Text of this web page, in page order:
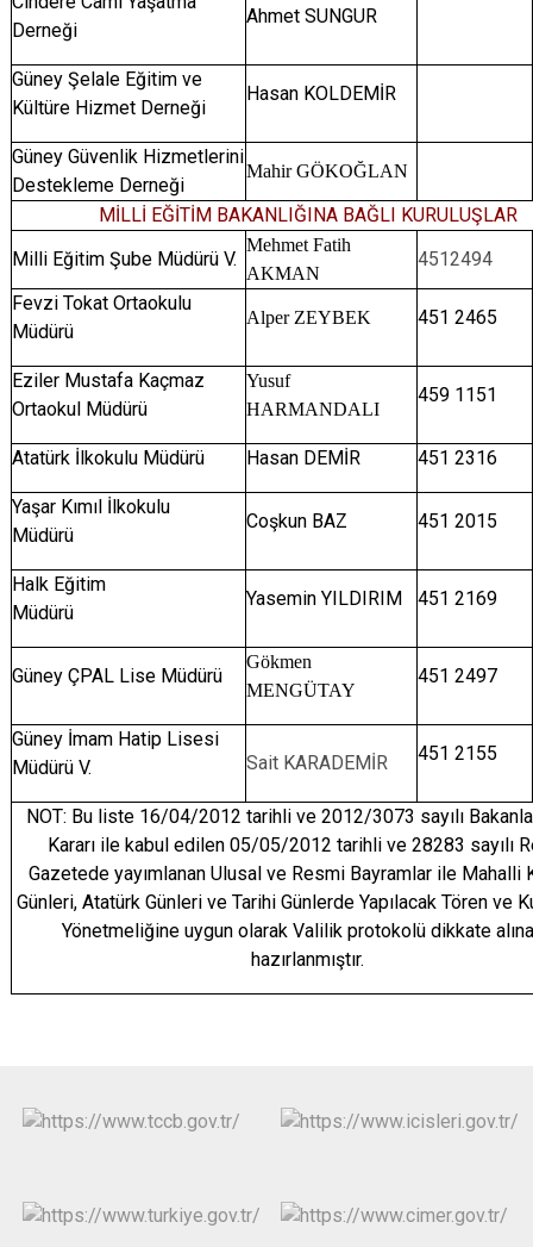
Derneği
Ahmet SUNGUR
Güney Şelale Eğitim ve
Kültüre Hizmet Derneği
Hasan KOLDEMİR
Güney Güvenlik Hizmetlerini
Destekleme Derneği
Mahir GÖKOĞLAN
MİLLİ EĞİTİM BAKANLIĞINA BAĞLI KURULUŞLAR
Milli Eğitim Şube Müdürü V.
Mehmet Fatih
AKMAN
4512494
Fevzi Tokat Ortaokulu
Müdürü
Alper ZEYBEK 451 2465
Eziler Mustafa Kaçmaz
Ortaokul Müdürü
Yusuf
HARMANDALI
459 1151
Atatürk İlkokulu Müdürü Hasan DEMİR 451 2316
Yaşar Kımıl İlkokulu
Müdürü
Coşkun BAZ 451 2015
Halk Eğitim
Müdürü
Yasemin YILDIRIM 451 2169
Güney ÇPAL Lise Müdürü
Gökmen
MENGÜTAY
451 2497
Güney İmam Hatip Lisesi
Müdürü V.
Sait KARADEMİR 451 2155
NOT: Bu liste 16/04/2012 tarihli ve 2012/3073 sayılı
Kararı ile kabul edilen 05/05/2012 tarihli ve 28283 sayılı
Gazetede yayımlanan Ulusal ve Resmi Bayramlar ile Mahalli
Günleri, Atatürk Günleri ve Tarihi Günlerde Yapılacak Tören ve
Yönetmeliğine uygun olarak Valilik protokolü dikkate
hazırlanmıştır.